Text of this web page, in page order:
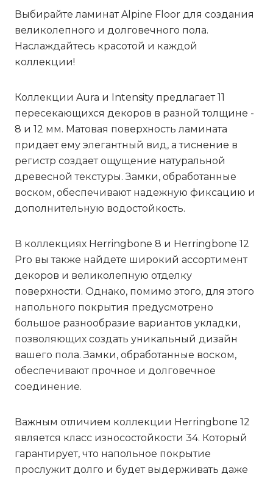
Выбирайте ламинат Alpine Floor для создания
великолепного и долговечного пола.
Наслаждайтесь красотой и каждой
коллекции!
Коллекции Aura и Intensity предлагает 11
пересекающихся декоров в разной толщине -
8 и 12 мм. Матовая поверхность ламината
придает ему элегантный вид, а тиснение в
регистр создает ощущение натуральной
древесной текстуры. Замки, обработанные
воском, обеспечивают надежную фиксацию и
дополнительную водостойкость.
В коллекциях Herringbone 8 и Herringbone 12
Pro вы также найдете широкий ассортимент
декоров и великолепную отделку
поверхности. Однако, помимо этого, для этого
напольного покрытия предусмотрено
большое разнообразие вариантов укладки,
позволяющих создать уникальный дизайн
вашего пола. Замки, обработанные воском,
обеспечивают прочное и долговечное
соединение.
Важным отличием коллекции Herringbone 12
является класс износостойкости 34. Который
гарантирует, что напольное покрытие
прослужит долго и будет выдерживать даже